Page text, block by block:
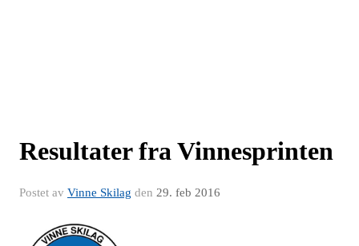
Resultater fra Vinnesprinten
Postet av Vinne Skilag den 29. feb 2016